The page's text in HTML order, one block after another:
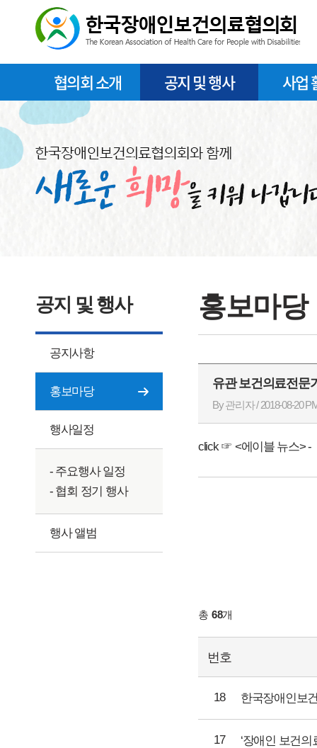
협의회 소개 공지 및 행사 사업
공지 및 행사
공지사항
홍보마당
행사일정
- 주요행사 일정
- 협회 정기 행사
행사 앨범
홍보마당
유관 보건의료전문
By 관리자 / 2018-08-20
click ☞ <에이블 뉴스> -
총 68개
번호
18 한국장애인보
17 ‘장애인 보건의